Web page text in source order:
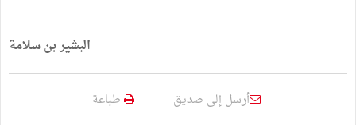
البشيربنسلامة
أرسل إلى صديق طباعة